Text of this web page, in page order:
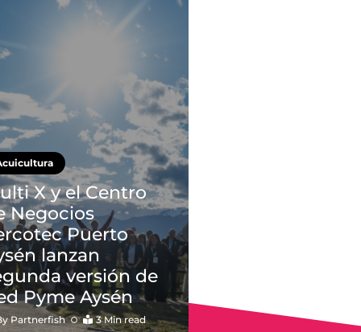
X y el Centro
Negocios
Puerto
lanzan
versión de
Pyme Aysén
Partnerfish 3 Min read